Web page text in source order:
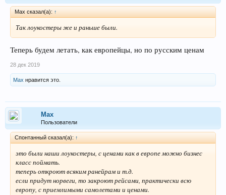
Max сказал(а): ↑
Так лоукостеры же и раньше были.
Теперь будем летать, как европейцы, но по русским ценам
28 дек 2019
Max нравится это.
Max
Пользователи
Спонтанный сказал(а): ↑
это были наши лоукостеры, с ценами как в европе можно бизнес
класс поймать.
теперь откроют всяким ранейрам и т.д.
если придут норвеги, то закроют рейсами, практически всю
европу, с приемлимыми самолетами и ценами.